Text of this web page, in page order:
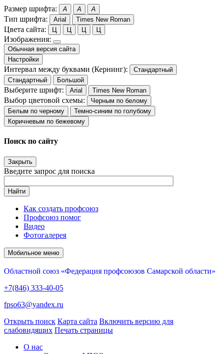
Размер шрифта: A A A
Тип шрифта: Arial Times New Roman
Цвета сайта: Ц Ц Ц Ц
Изображения:
Обычная версия сайта
Настройки
Интервал между буквами (Кернинг):
Стандартный
Стандартный
Большой
Выберите шрифт: Arial Times New Roman
Выбор цветовой схемы:
Черным по белому
Белым по черному
Темно-синим по голубому
Коричневым по бежевому
Поиск по сайту
Закрыть
Введите запрос для поиска
Найти
Как создать профсоюз
Профсоюз помог
Видео
Фотогалерея
Мобильное меню
Областной союз «Федерация профсоюзов Самарской области»
+7(846) 333-40-05
fpso63@yandex.ru
Открыть поиск Карта сайта Включить версию для
слабовидящих Печать страницы
О нас